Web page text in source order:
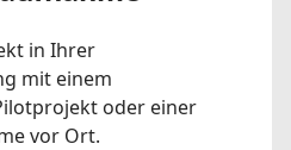
in Ihrer
mit einem
oder einer
vor Ort.